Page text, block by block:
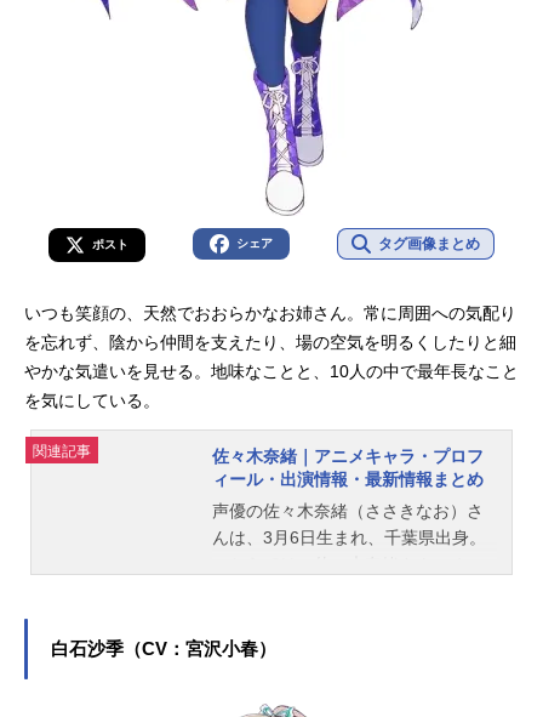
ポスト シェア タグ画像まとめ
いつも笑顔の、天然でおおらかなお姉さん。常に周囲への気配り
を忘れず、陰から仲間を支えたり、場の空気を明るくしたりと細
やかな気遣いを見せる。地味なことと、10人の中で最年長なこと
を気にしている。
関連記事
佐々木奈緒｜アニメキャラ・プロフ
ィール・出演情報・最新情報まとめ
声優の佐々木奈緒（ささきなお）さ
んは、3月6日生まれ、千葉県出身。
白石沙季（CV：宮沢小春）